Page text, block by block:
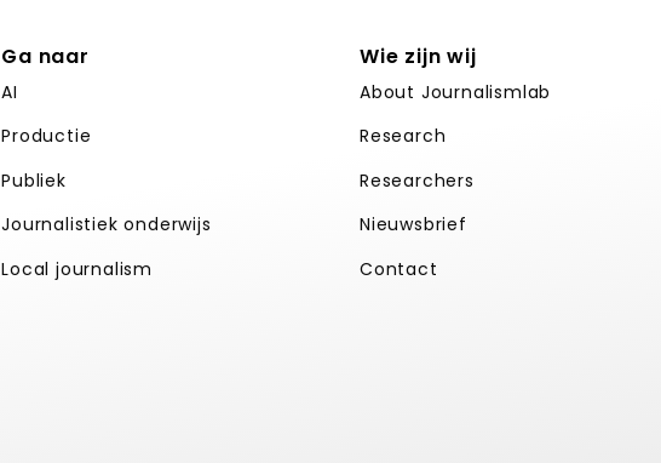
Ga naar
AI
Productie
Publiek
Journalistiek onderwijs
Local journalism
Wie zijn wij
About Journalismlab
Research
Researchers
Nieuwsbrief
Contact